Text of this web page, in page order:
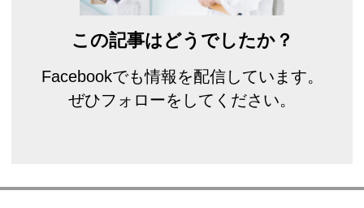
この記事はどうでしたか？
Facebookでも情報を配信しています。
ぜひフォローをしてください。